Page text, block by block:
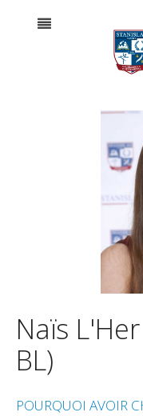
Naïs
BL)
POURQUOI AVOIR